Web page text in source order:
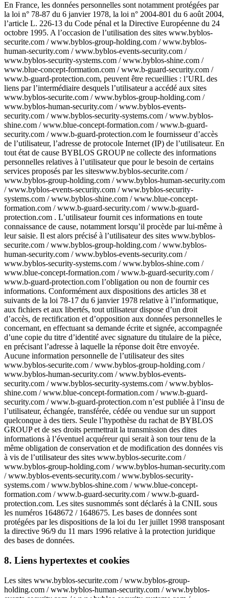
En France, les données personnelles sont notamment protégées par
la loi n° 78-87 du 6 janvier 1978, la loi n° 2004-801 du 6 août 2004,
l’article L. 226-13 du Code pénal et la Directive Européenne du 24
octobre 1995. A l’occasion de l’utilisation des sites www.byblos-
securite.com / www.byblos-group-holding.com / www.byblos-
human-security.com / www.byblos-events-security.com /
www.byblos-security-systems.com / www.byblos-shine.com /
www.blue-concept-formation.com / www.b-guard-security.com /
www.b-guard-protection.com, peuvent être recueillies : l’URL des
liens par l’intermédiaire desquels l’utilisateur a accédé aux sites
www.byblos-securite.com / www.byblos-group-holding.com /
www.byblos-human-security.com / www.byblos-events-
security.com / www.byblos-security-systems.com / www.byblos-
shine.com / www.blue-concept-formation.com / www.b-guard-
security.com / www.b-guard-protection.com le fournisseur d’accès
de l’utilisateur, l’adresse de protocole Internet (IP) de l’utilisateur. En
tout état de cause BYBLOS GROUP ne collecte des informations
personnelles relatives à l’utilisateur que pour le besoin de certains
services proposés par les siteswww.byblos-securite.com /
www.byblos-group-holding.com / www.byblos-human-security.com
/ www.byblos-events-security.com / www.byblos-security-
systems.com / www.byblos-shine.com / www.blue-concept-
formation.com / www.b-guard-security.com / www.b-guard-
protection.com . L’utilisateur fournit ces informations en toute
connaissance de cause, notamment lorsqu’il procède par lui-même à
leur saisie. Il est alors précisé à l’utilisateur des sites www.byblos-
securite.com / www.byblos-group-holding.com / www.byblos-
human-security.com / www.byblos-events-security.com /
www.byblos-security-systems.com / www.byblos-shine.com /
www.blue-concept-formation.com / www.b-guard-security.com /
www.b-guard-protection.com l’obligation ou non de fournir ces
informations. Conformément aux dispositions des articles 38 et
suivants de la loi 78-17 du 6 janvier 1978 relative à l’informatique,
aux fichiers et aux libertés, tout utilisateur dispose d’un droit
d’accès, de rectification et d’opposition aux données personnelles le
concernant, en effectuant sa demande écrite et signée, accompagnée
d’une copie du titre d’identité avec signature du titulaire de la pièce,
en précisant l’adresse à laquelle la réponse doit être envoyée.
Aucune information personnelle de l’utilisateur des sites
www.byblos-securite.com / www.byblos-group-holding.com /
www.byblos-human-security.com / www.byblos-events-
security.com / www.byblos-security-systems.com / www.byblos-
shine.com / www.blue-concept-formation.com / www.b-guard-
security.com / www.b-guard-protection.com n’est publiée à l’insu de
l’utilisateur, échangée, transférée, cédée ou vendue sur un support
quelconque à des tiers. Seule l’hypothèse du rachat de BYBLOS
GROUP et de ses droits permettrait la transmission des dites
informations à l’éventuel acquéreur qui serait à son tour tenu de la
même obligation de conservation et de modification des données vis
à vis de l’utilisateur des sites www.byblos-securite.com /
www.byblos-group-holding.com / www.byblos-human-security.com
/ www.byblos-events-security.com / www.byblos-security-
systems.com / www.byblos-shine.com / www.blue-concept-
formation.com / www.b-guard-security.com / www.b-guard-
protection.com. Les sites susnommés sont déclarés à la CNIL sous
les numéros 1648672 / 1648675. Les bases de données sont
protégées par les dispositions de la loi du 1er juillet 1998 transposant
la directive 96/9 du 11 mars 1996 relative à la protection juridique
des bases de données.
8. Liens hypertextes et cookies
Les sites www.byblos-securite.com / www.byblos-group-
holding.com / www.byblos-human-security.com / www.byblos-